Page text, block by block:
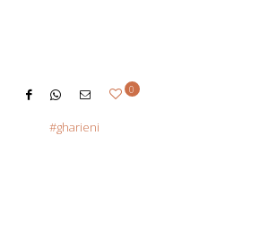
0
gharieni